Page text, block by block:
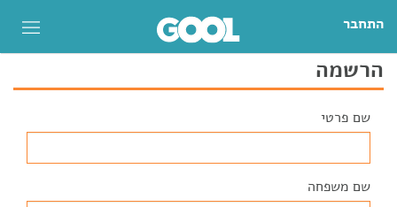
התחבר
הרשמה
שם פרטי
שם משפחה